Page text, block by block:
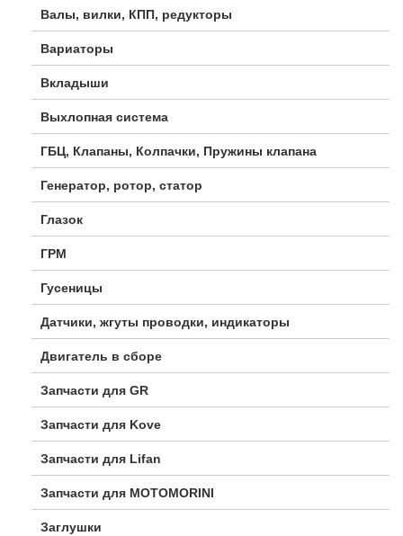
Валы, вилки, КПП, редукторы
Вариаторы
Вкладыши
Выхлопная система
ГБЦ, Клапаны, Колпачки, Пружины клапана
Генератор, ротор, статор
Глазок
ГРМ
Гусеницы
Датчики, жгуты проводки, индикаторы
Двигатель в сборе
Запчасти для GR
Запчасти для Kove
Запчасти для Lifan
Запчасти для MOTOMORINI
Заглушки